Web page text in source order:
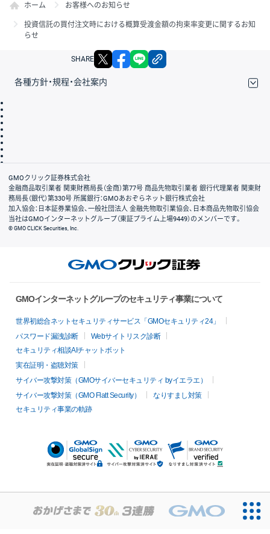
ホーム お客様へのお知らせ
投資信託の買付注文時における概算受渡金額の拘束率変更に関するお知
らせ
SHARE X facebook
各種方針・規程・会社案内
会社案内
GMOクリック証券株式会社
金融商品取引業者 関東財務局長（金商）第77号 商品先物取引業者 銀行代理業者 関東財
務局長（銀代）第330号 所属銀行：GMOあおぞらネット銀行株式会社
加入協会：日本証券業協会、一般社団法人 金融先物取引業協会、日本商品先物取引協会
当社はGMOインターネットグループ（東証プライム上場9449）のメンバーです。
© GMO CLICK Securities, Inc.
GMOインターネットグループのセキュリティ事業について
世界初総合ネットセキュリティサービス「GMOセキュリティ24」
パスワード漏洩診断
Webサイトリスク診断
セキュリティ相談AIチャットボット
実在証明・盗聴対策
サイバー攻撃対策（GMOサイバーセキュリティ byイエラエ）
サイバー攻撃対策（GMO Flatt Security）
なりすまし対策
セキュリティ事業の軌跡